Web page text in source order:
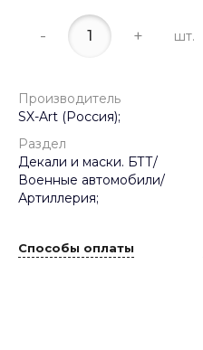
- + шт.
Производитель
SX-Art (Россия);
Раздел
Декали и маски. БТТ/
Военные автомобили/
Артиллерия;
Способы оплаты